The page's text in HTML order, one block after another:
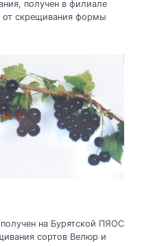
получен в филиале
от скрещивания формы
на Бурятской ПЯОС
сортов Велюр и